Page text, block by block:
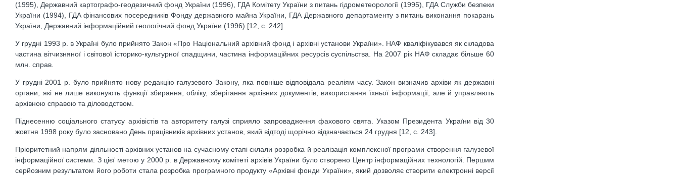
(1995), Державний картографо-геодезичний фонд України (1996), ГДА Комітету України з питань гідрометеорології (1995), ГДА Служби безпеки
України (1994), ГДА фінансових посередників Фонду державного майна України, ГДА Державного департаменту з питань виконання покарань
України, Державний інформаційний геологічний фонд України (1996) [12, с. 242].
У грудні 1993 р. в Україні було прийнято Закон «Про Національний архівний фонд і архівні установи України». НАФ кваліфікувався як складова
частина вітчизняної і світової історико-культурної спадщини, частина інформаційних ресурсів суспільства. На 2007 рік НАФ складає більше 60
млн. справ.
У грудні 2001 р. було прийнято нову редакцію галузевого Закону, яка повніше відповідала реаліям часу. Закон визначив архіви як державні
органи, які не лише виконують функції збирання, обліку, зберігання архівних документів, використання їхньої інформації, але й управляють
архівною справою та діловодством.
Піднесенню соціального статусу архівістів та авторитету галузі сприяло запровадження фахового свята. Указом Президента України від 30
жовтня 1998 року було засновано День працівників архівних установ, який відтоді щорічно відзначається 24 грудня [12, с. 243].
Пріоритетний напрям діяльності архівних установ на сучасному етапі склали розробка й реалізація комплексної програми створення галузевої
інформаційної системи. З цієї метою у 2000 р. в Державному комітеті архівів України було створено Центр інформаційних технологій. Першим
серйозним результатом його роботи стала розробка програмного продукту «Архівні фонди України», який дозволяє створити електронні версії